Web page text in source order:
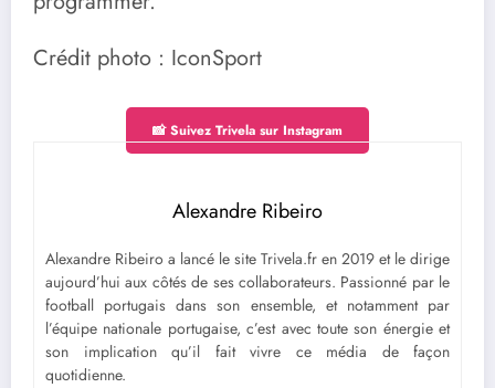
Crédit photo : IconSport
📸 Suivez Trivela sur Instagram
Alexandre Ribeiro
Alexandre Ribeiro a lancé le site Trivela.fr en 2019 et le dirige
aujourd’hui aux côtés de ses collaborateurs. Passionné par le
football portugais dans son ensemble, et notamment par
l’équipe nationale portugaise, c’est avec toute son énergie et
son implication qu’il fait vivre ce média de façon
quotidienne.